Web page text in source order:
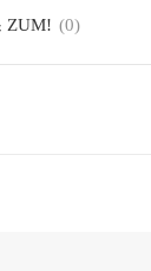
ZUM! (0)